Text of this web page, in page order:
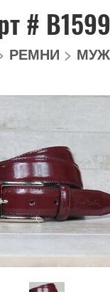
# В1599
РЕМНИ >